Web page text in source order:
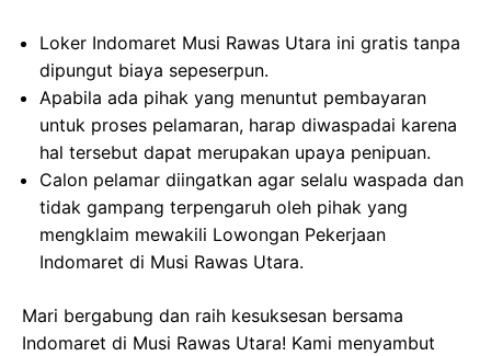
Loker Indomaret Musi Rawas Utara ini gratis tanpa
dipungut biaya sepeserpun.
Apabila ada pihak yang menuntut pembayaran
untuk proses pelamaran, harap diwaspadai karena
hal tersebut dapat merupakan upaya penipuan.
Calon pelamar diingatkan agar selalu waspada dan
tidak gampang terpengaruh oleh pihak yang
mengklaim mewakili Lowongan Pekerjaan
Indomaret di Musi Rawas Utara.
Mari bergabung dan raih kesuksesan bersama
Indomaret di Musi Rawas Utara! Kami menyambut